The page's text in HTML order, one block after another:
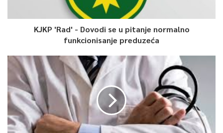
KJKP 'Rad' - Dovodi se u pitanje normalno
funkcionisanje preduzeća